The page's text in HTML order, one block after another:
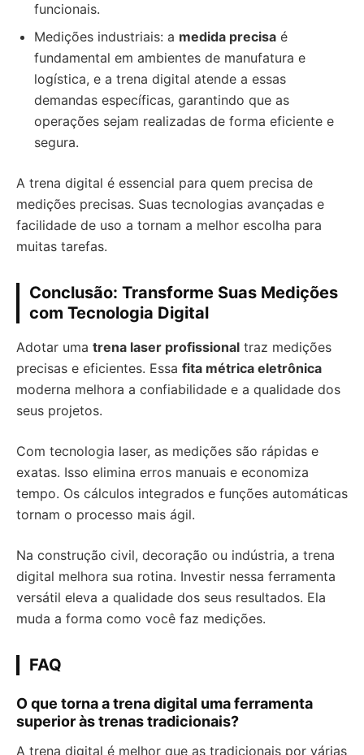
funcionais.
Medições industriais: a medida precisa é
fundamental em ambientes de manufatura e
logística, e a trena digital atende a essas
demandas específicas, garantindo que as
operações sejam realizadas de forma eficiente e
segura.
A trena digital é essencial para quem precisa de
medições precisas. Suas tecnologias avançadas e
facilidade de uso a tornam a melhor escolha para
muitas tarefas.
Conclusão: Transforme Suas Medições
com Tecnologia Digital
Adotar uma trena laser profissional traz medições
precisas e eficientes. Essa fita métrica eletrônica
moderna melhora a confiabilidade e a qualidade dos
seus projetos.
Com tecnologia laser, as medições são rápidas e
exatas. Isso elimina erros manuais e economiza
tempo. Os cálculos integrados e funções automáticas
tornam o processo mais ágil.
Na construção civil, decoração ou indústria, a trena
digital melhora sua rotina. Investir nessa ferramenta
versátil eleva a qualidade dos seus resultados. Ela
muda a forma como você faz medições.
FAQ
O que torna a trena digital uma ferramenta
superior às trenas tradicionais?
A trena digital é melhor que as tradicionais por várias